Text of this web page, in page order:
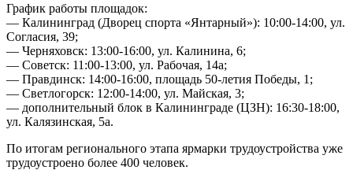
График работы площадок:
— Калининград (Дворец спорта «Янтарный»): 10:00-14:00, ул.
Согласия, 39;
— Черняховск: 13:00-16:00, ул. Калинина, 6;
— Советск: 11:00-13:00, ул. Рабочая, 14а;
— Правдинск: 14:00-16:00, площадь 50-летия Победы, 1;
— Светлогорск: 12:00-14:00, ул. Майская, 3;
— дополнительный блок в Калининграде (ЦЗН): 16:30-18:00,
ул. Калязинская, 5а.
По итогам регионального этапа ярмарки трудоустройства уже
трудоустроено более 400 человек.